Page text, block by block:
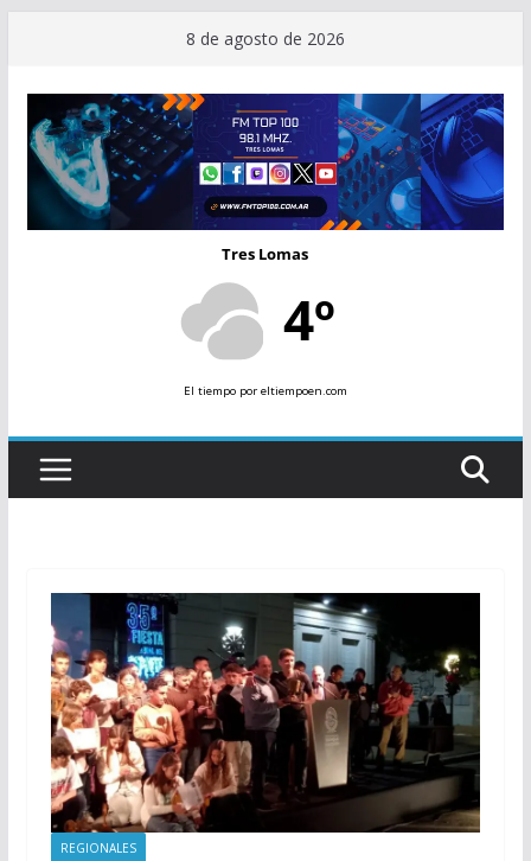
contenido
8 de agosto de 2026
Tres Lomas
4º
El tiempopor eltiempoen.com
REGIONALES